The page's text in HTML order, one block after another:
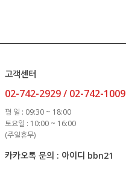
고객센터
02-742-2929 / 02-742-1009
평 일 : 09:30 ~ 18:00
토요일 : 10:00 ~ 16:00
(주일휴무)
카카오톡 문의 : 아이디 bbn21